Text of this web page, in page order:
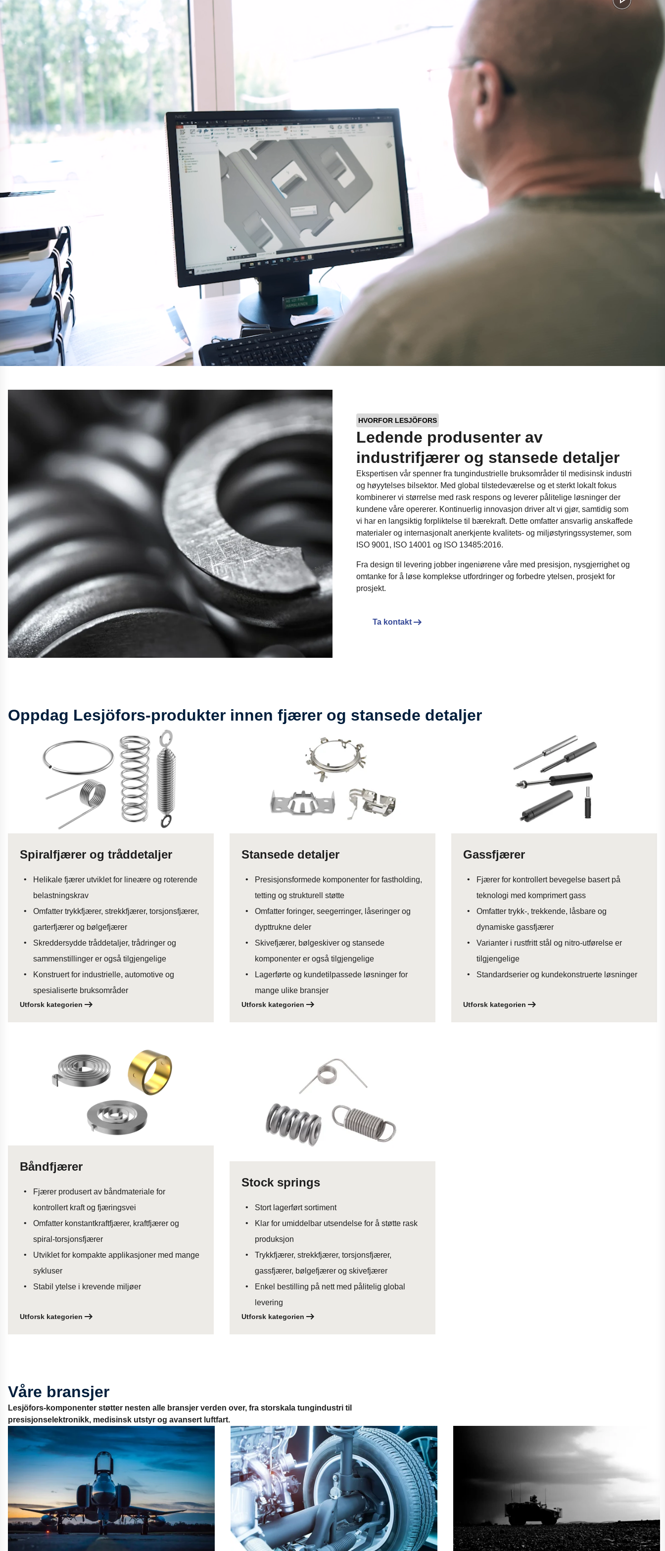
Ergonomiske kamerarigger
Utstyr for olje- og gassboring
Polestar 2-fjæring
Gymgulv for turn
Innovativ tilgjengelighetsrampe
Dempere til Øresundsbroen
Motorsykkelfjæring
HVORFOR LESJÖFORS
Ledende produsenter av
industrifjærer og stansede detaljer
Ekspertisen vår spenner fra tungindustrielle bruksområder til medisinsk industri
og høyytelses bilsektor. Med global tilstedeværelse og et sterkt lokalt fokus
kombinerer vi størrelse med rask respons og leverer pålitelige løsninger der
kundene våre opererer. Kontinuerlig innovasjon driver alt vi gjør, samtidig som
vi har en langsiktig forpliktelse til bærekraft. Dette omfatter ansvarlig anskaffede
materialer og internasjonalt anerkjente kvalitets- og miljøstyringssystemer, som
ISO 9001, ISO 14001 og ISO 13485:2016.
Fra design til levering jobber ingeniørene våre med presisjon, nysgjerrighet og
omtanke for å løse komplekse utfordringer og forbedre ytelsen, prosjekt for
prosjekt.
Ta kontakt
Oppdag Lesjöfors-produkter innen fjærer og stansede detaljer
Spiralfjærer og tråddetaljer
Helikale fjærer utviklet for lineære og roterende
belastningskrav
Omfatter trykkfjærer, strekkfjærer, torsjonsfjærer,
garterfjærer og bølgefjærer
Skreddersydde tråddetaljer, trådringer og
sammenstillinger er også tilgjengelige
Konstruert for industrielle, automotive og
spesialiserte bruksområder
Utforsk kategorien
Stansede detaljer
Presisjonsformede komponenter for fastholding,
tetting og strukturell støtte
Omfatter foringer, seegerringer, låseringer og
dypttrukne deler
Skivefjærer, bølgeskiver og stansede
komponenter er også tilgjengelige
Lagerførte og kundetilpassede løsninger for
mange ulike bransjer
Utforsk kategorien
Gassfjærer
Fjærer for kontrollert bevegelse basert på
teknologi med komprimert gass
Omfatter trykk-, trekkende, låsbare og
dynamiske gassfjærer
Varianter i rustfritt stål og nitro-utførelse er
tilgjengelige
Standardserier og kundekonstruerte løsninger
Utforsk kategorien
Båndfjærer
Fjærer produsert av båndmateriale for
kontrollert kraft og fjæringsvei
Omfatter konstantkraftfjærer, kraftfjærer og
spiral-torsjonsfjærer
Utviklet for kompakte applikasjoner med mange
sykluser
Stabil ytelse i krevende miljøer
Utforsk kategorien
Stock springs
Stort lagerført sortiment
Klar for umiddelbar utsendelse for å støtte rask
produksjon
Trykkfjærer, strekkfjærer, torsjonsfjærer,
gassfjærer, bølgefjærer og skivefjærer
Enkel bestilling på nett med pålitelig global
levering
Utforsk kategorien
Våre bransjer
Lesjöfors-komponenter støtter nesten alle bransjer verden over, fra storskala tungindustri til
presisjonselektronikk, medisinsk utstyr og avansert luftfart.